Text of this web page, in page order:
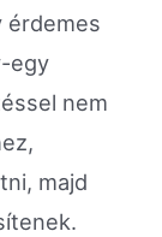
érdemes
egy
nem
majd